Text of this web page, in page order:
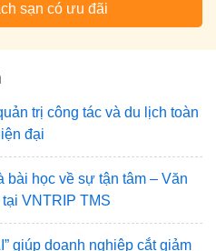
sạn có ưu đãi
trị công tác và du lịch toàn
đại
bài học về sự tận tâm – Văn
VNTRIP TMS
giúp doanh nghiệp cắt giảm